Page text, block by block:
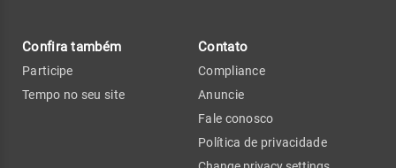
Confira também
Participe
Tempo no seu site
Contato
Compliance
Anuncie
Fale conosco
Política de privacidade